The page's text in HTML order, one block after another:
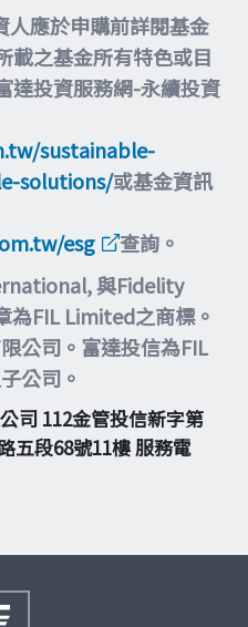
人應於申購前詳閱基金
載之基金所有特色或目
達投資服務網-永續投資
sustainable-
solutions/或基金資訊
esg
查詢。
與Fidelity
FIL Limited之商標。
公司。富達投信為FIL
公司。
司 112金管投信新字第
五段68號11樓 服務電